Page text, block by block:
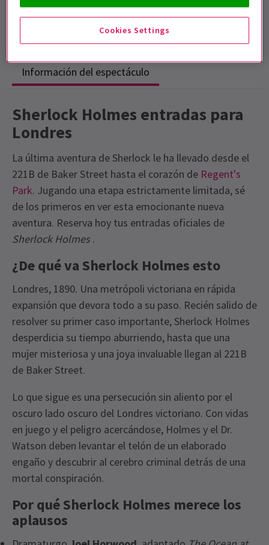
Información del espectáculo
Sherlock Holmes entradas para
Londres
La última aventura de Sherlock le ha llevado desde el
221B de Baker Street hasta el corazón de Regent's
Park. Jugando una etapa estrictamente limitada, sé
de los primeros en ver esta emocionante nueva
aventura. Reserva hoy tus entradas oficiales de
Sherlock Holmes .
¿De qué va Sherlock Holmes esto
Londres, 1890. Una metrópoli victoriana en rápida
expansión que devora todo a su paso. Recién salido de
resolver su primer caso importante, Sherlock Holmes
desperdicia su tiempo aburriendo, hasta que una
mujer misteriosa y una joya invaluable llegan al 221B
de Baker Street.
Lo que sigue es una persecución sin aliento por el
oscuro lado oscuro del Londres victoriano. Con vidas
en juego y el peligro acercándose, Holmes y el Dr.
Watson deben levantar el telón de un elaborado
engaño y descubrir al cerebro criminal detrás de una
mortal conspiración.
Por qué Sherlock Holmes merece los
aplausos
Cookies Settings